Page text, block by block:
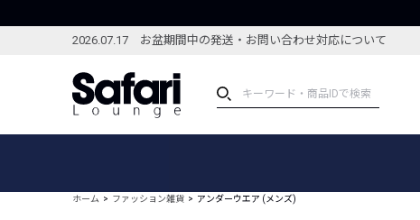
2026.07.17 お盆期間中の発送・お問い合わせ対応について
ブランドから探す
特集記事
ホーム ファッション雑貨 アンダーウエア (メンズ)